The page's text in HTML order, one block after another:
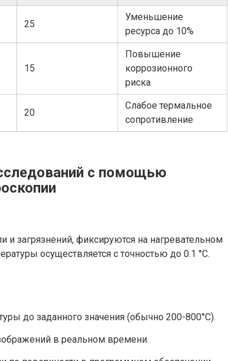
25
Уменьшение
ресурса до 10%
15
Повышение
коррозионного
риска
20
Слабое термальное
сопротивление
с помощью
загрязнений, фиксируются на нагревательном
осуществляется с точностью до 0.1 °C.
до заданного значения (обычно 200-800°C).
в реальном времени.